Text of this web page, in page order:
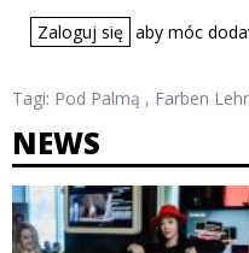
Zaloguj się aby móc
Tagi: Pod Palmą , Farben
NEWS